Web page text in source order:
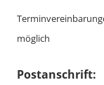
möglich
Postanschrift: